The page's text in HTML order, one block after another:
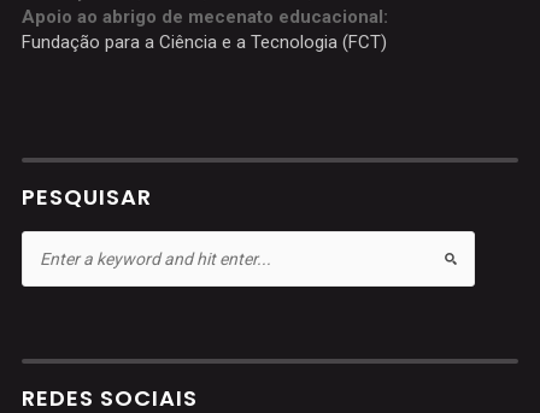
Apoio ao abrigo de mecenato educacional:
Fundação para a Ciência e a Tecnologia (FCT)
PESQUISAR
REDES SOCIAIS